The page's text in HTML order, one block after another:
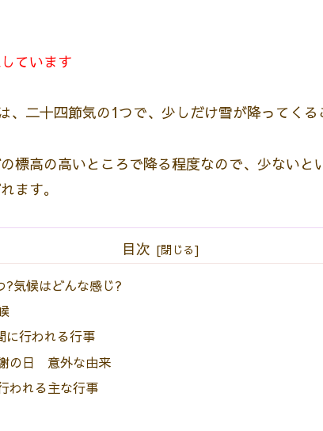
ています
、二十四節気の1つで、少しだけ雪が降ってくる
標高の高いところで降る程度なので、少ない
ます。
目次
?気候はどんな感じ?
に行われる行事
の日 意外な由来
われる主な行事